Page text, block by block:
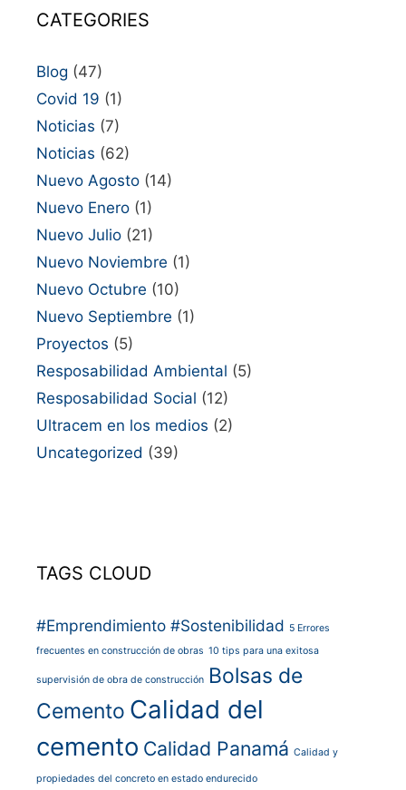
CATEGORIES
Blog (47)
Covid 19 (1)
Noticias (7)
Noticias (62)
Nuevo Agosto (14)
Nuevo Enero (1)
Nuevo Julio (21)
Nuevo Noviembre (1)
Nuevo Octubre (10)
Nuevo Septiembre (1)
Proyectos (5)
Resposabilidad Ambiental (5)
Resposabilidad Social (12)
Ultracem en los medios (2)
Uncategorized (39)
TAGS CLOUD
#Emprendimiento #Sostenibilidad 5 Errores
frecuentes en construcción de obras 10 tips para una exitosa
supervisión de obra de construcción Bolsas de
Cemento Calidad del
cemento Calidad Panamá Calidad y
propiedades del concreto en estado endurecido